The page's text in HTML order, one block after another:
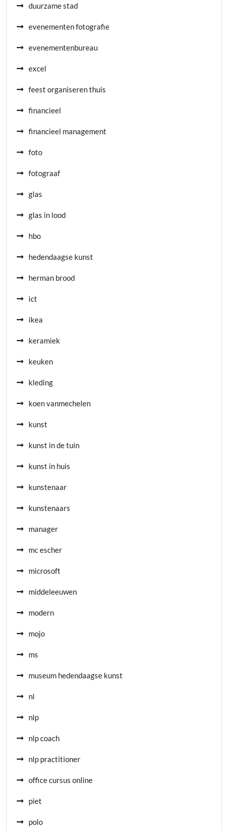
duurzame stad
evenementen fotografie
evenementenbureau
excel
feest organiseren thuis
financieel
financieel management
foto
fotograaf
glas
glas in lood
hbo
hedendaagse kunst
herman brood
ict
ikea
keramiek
keuken
kleding
koen vanmechelen
kunst
kunst in de tuin
kunst in huis
kunstenaar
kunstenaars
manager
mc escher
microsoft
middeleeuwen
modern
mojo
ms
museum hedendaagse kunst
nl
nlp
nlp coach
nlp practitioner
office cursus online
piet
polo